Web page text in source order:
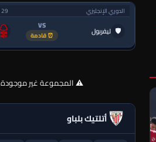
الدوري الإنجليزي 29 أغسطس - 14:30
🛡 ليفربول VS
⏰ قادمة
⚠️ المجموعة غير موجودة
أتلتيك بلباو